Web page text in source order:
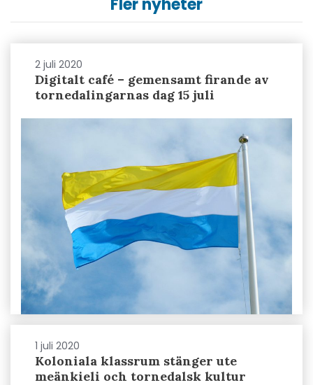
2 juli 2020
Digitalt café – gemensamt firande av
tornedalingarnas dag 15 juli
1 juli 2020
Koloniala klassrum stänger ute
meänkieli och tornedalsk kultur